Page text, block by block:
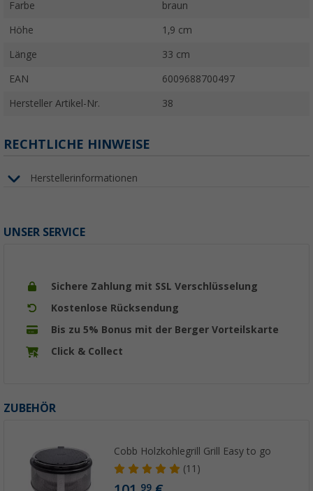
Farbe braun
Höhe 1,9 cm
Länge 33 cm
EAN 6009688700497
Hersteller Artikel-Nr. 38
RECHTLICHE HINWEISE
Herstellerinformationen
UNSER SERVICE
Sichere Zahlung mit SSL Verschlüsselung
Kostenlose Rücksendung
Bis zu 5% Bonus mit der Berger Vorteilskarte
Click & Collect
ZUBEHÖR
Cobb Holzkohlegrill Grill Easy to go
(11)
99